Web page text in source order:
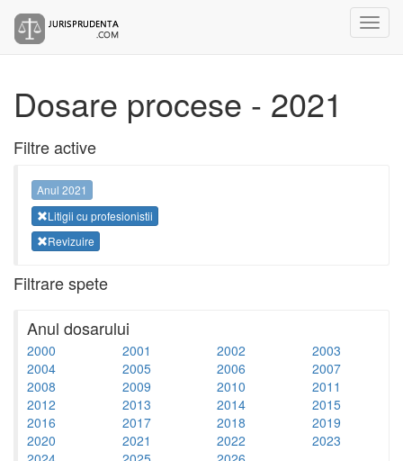
Dosare procese - 2021
Filtre active
Anul 2021
Litigii cu profesionistii
Revizuire
Filtrare spete
Anul dosarului
2000 2001 2002
2003
2004
2005 2006
2007
2008
2009 2010
2011
2012
2013 2014
2015
2016
2017 2018
2019
2020
2021 2022
2023